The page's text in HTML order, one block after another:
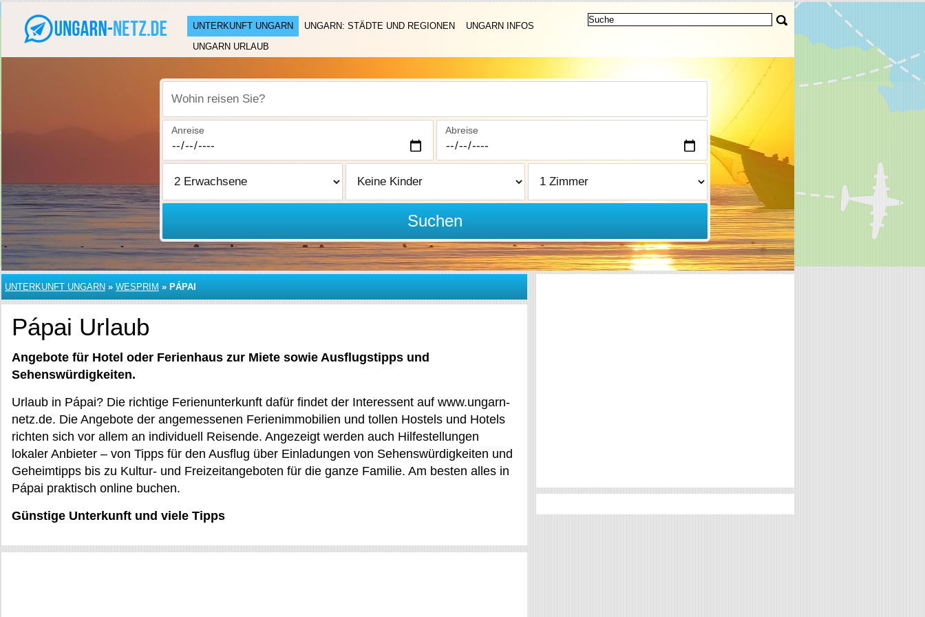
UNTERKUNFT UNGARN UNGARN: STÄDTE UND REGIONEN
UNGARN INFOS
UNGARN URLAUB
Wohin reisen Sie?
Anreise Abreise
Suchen
UNTERKUNFT UNGARN » WESPRIM » PÁPAI
Pápai Urlaub
Angebote für Hotel oder Ferienhaus zur Miete sowie Ausflugstipps und
Sehenswürdigkeiten.
Urlaub in Pápai? Die richtige Ferienunterkunft dafür findet der Interessent auf www.ungarn-
netz.de. Die Angebote der angemessenen Ferienimmobilien und tollen Hostels und Hotels
richten sich vor allem an individuell Reisende. Angezeigt werden auch Hilfestellungen
lokaler Anbieter – von Tipps für den Ausflug über Einladungen von Sehenswürdigkeiten und
Geheimtipps bis zu Kultur- und Freizeitangeboten für die ganze Familie. Am besten alles in
Pápai praktisch online buchen.
Günstige Unterkunft und viele Tipps